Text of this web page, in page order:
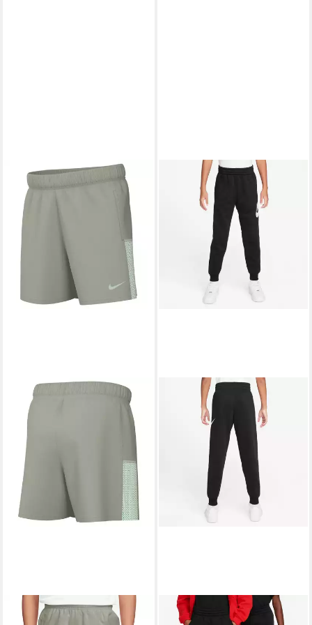
NIKE
Trainingsshorts Nike
NIKE SPORTSWEAR